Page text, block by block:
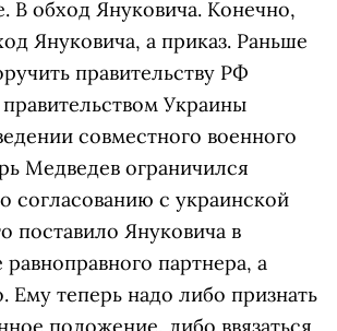
В обход Януковича. Конечно,
Януковича, а приказ. Раньше
правительству РФ
правительством Украины
совместного военного
Медведев ограничился
согласованию с украинской
поставило Януковича в
партнера, а
Ему теперь надо либо признать